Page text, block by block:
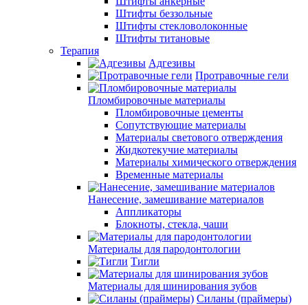
Штифты беззольные
Штифты стекловолоконные
Штифты титановые
Терапия
Адгезивы
Протравочные гели
Пломбировочные материалы
Пломбировочные цементы
Сопутствующие материалы
Материалы светового отверждения
Жидкотекучие материалы
Материалы химического отверждения
Временные материалы
Нанесение, замешивание материалов
Аппликаторы
Блокноты, стекла, чаши
Материалы для пародонтологии
Тигли
Материалы для шинирования зубов
Силаны (праймеры)